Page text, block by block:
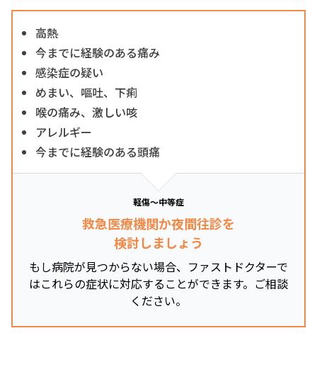
高熱
今までに経験のある痛み
感染症の疑い
めまい、嘔吐、下痢
喉の痛み、激しい咳
アレルギー
今までに経験のある頭痛
軽傷～中等症
救急医療機関か夜間往診を
検討しましょう
もし病院が見つからない場合、ファストドクターで
はこれらの症状に対応することができます。ご相談
ください。